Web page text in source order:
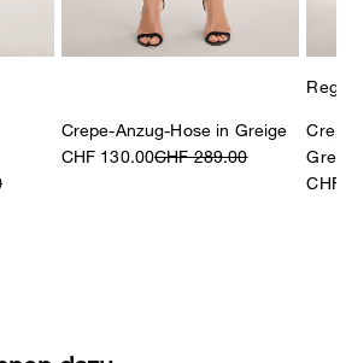
Crepe-Anzug-Hose in Greige
CHF 130.00CHF 289.00